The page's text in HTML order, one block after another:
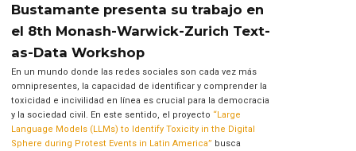
Bustamante presenta su trabajo en
el 8th Monash-Warwick-Zurich Text-
as-Data Workshop
En un mundo donde las redes sociales son cada vez más
omnipresentes, la capacidad de identificar y comprender la
toxicidad e incivilidad en línea es crucial para la democracia
y la sociedad civil. En este sentido, el proyecto “Large
Language Models (LLMs) to Identify Toxicity in the Digital
Sphere during Protest Events in Latin America” busca